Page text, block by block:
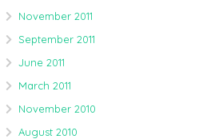
November 2011
September 2011
June 2011
March 2011
November 2010
August 2010